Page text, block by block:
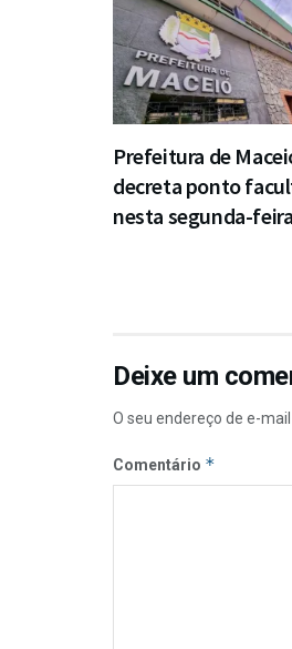
Prefeitura de
decreta ponto
nesta segunda-
Deixe um
O seu endereço de e-
Comentário *